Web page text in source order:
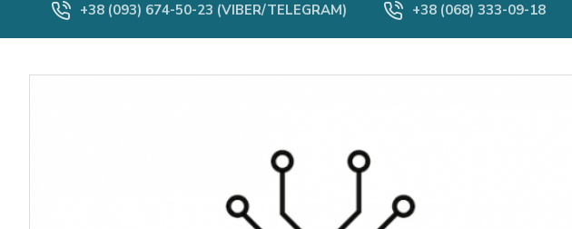
+38 (093) 674-50-23 (VIBER/TELEGRAM) +38 (068) 333-09-18